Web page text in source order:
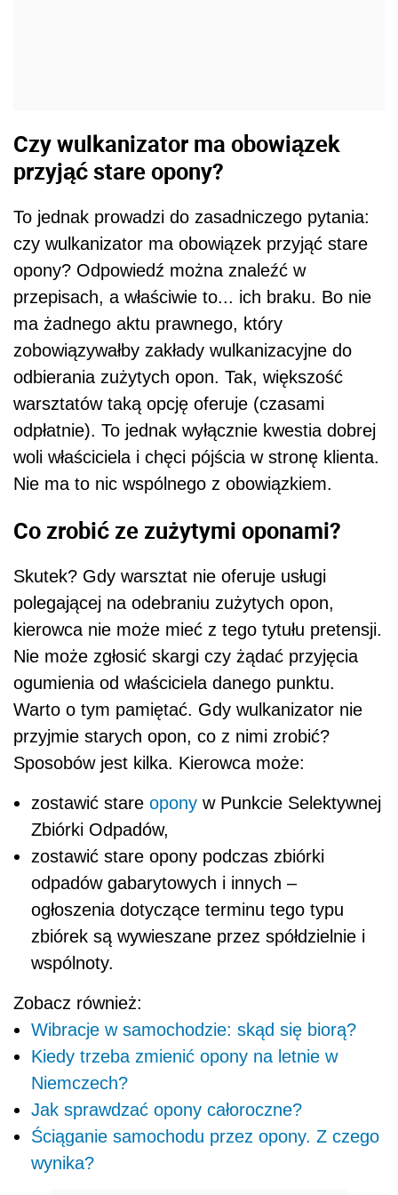
Czy wulkanizator ma obowiązek
przyjąć stare opony?
To jednak prowadzi do zasadniczego pytania:
czy wulkanizator ma obowiązek przyjąć stare
opony? Odpowiedź można znaleźć w
przepisach, a właściwie to... ich braku. Bo nie
ma żadnego aktu prawnego, który
zobowiązywałby zakłady wulkanizacyjne do
odbierania zużytych opon. Tak, większość
warsztatów taką opcję oferuje (czasami
odpłatnie). To jednak wyłącznie kwestia dobrej
woli właściciela i chęci pójścia w stronę klienta.
Nie ma to nic wspólnego z obowiązkiem.
Co zrobić ze zużytymi oponami?
Skutek? Gdy warsztat nie oferuje usługi
polegającej na odebraniu zużytych opon,
kierowca nie może mieć z tego tytułu pretensji.
Nie może zgłosić skargi czy żądać przyjęcia
ogumienia od właściciela danego punktu.
Warto o tym pamiętać. Gdy wulkanizator nie
przyjmie starych opon, co z nimi zrobić?
Sposobów jest kilka. Kierowca może:
zostawić stare opony w Punkcie Selektywnej
Zbiórki Odpadów,
zostawić stare opony podczas zbiórki
odpadów gabarytowych i innych –
ogłoszenia dotyczące terminu tego typu
zbiórek są wywieszane przez spółdzielnie i
wspólnoty.
Zobacz również:
Wibracje w samochodzie: skąd się biorą?
Kiedy trzeba zmienić opony na letnie w
Niemczech?
Jak sprawdzać opony całoroczne?
Ściąganie samochodu przez opony. Z czego
wynika?